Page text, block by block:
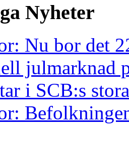
Nyheter
Nu bor det
julmarknad
i SCB:s